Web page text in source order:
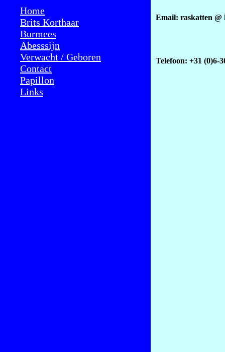
Home
Brits Korthaar
Burmees
Abesssijn
Verwacht / Geboren
Contact
Papillon
Links
Email: raskatten @
Telefoon: +31 (0)6-